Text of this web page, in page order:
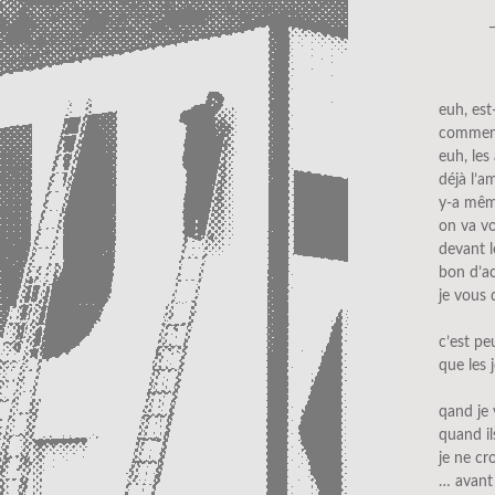
euh,
euh, les
déjà
y-a
on va
devant
bon
je vous
c’est
que les
qand je
quand
je ne
… avant